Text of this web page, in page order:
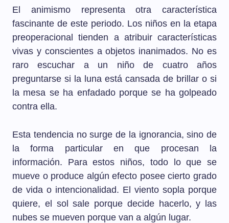
El animismo representa otra característica
fascinante de este periodo. Los niños en la etapa
preoperacional tienden a atribuir características
vivas y conscientes a objetos inanimados. No es
raro escuchar a un niño de cuatro años
preguntarse si la luna está cansada de brillar o si
la mesa se ha enfadado porque se ha golpeado
contra ella.
Esta tendencia no surge de la ignorancia, sino de
la forma particular en que procesan la
información. Para estos niños, todo lo que se
mueve o produce algún efecto posee cierto grado
de vida o intencionalidad. El viento sopla porque
quiere, el sol sale porque decide hacerlo, y las
nubes se mueven porque van a algún lugar.